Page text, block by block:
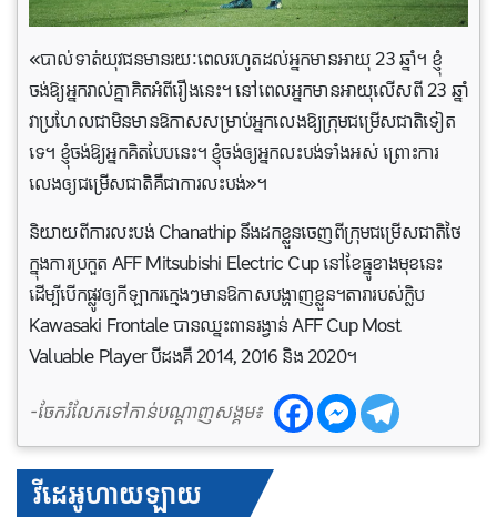
«បាល់ទាត់យុវជនមានរយៈពេលរហូតដល់អ្នកមានអាយុ 23 ឆ្នាំ។ ខ្ញុំ
ចង់ឱ្យអ្នករាល់គ្នាគិតអំពីរឿងនេះ។ នៅ​ពេល​អ្នក​មាន​អាយុ​លើស​ពី 23 ឆ្នាំ
វា​ប្រហែល​ជា​មិន​​មាន​ឱកាស​សម្រាប់​អ្នក​លេង​ឱ្យ​ក្រុម​ជម្រើស​ជាតិ​ទៀត​
ទេ។ ខ្ញុំចង់ឱ្យអ្នកគិតបែបនេះ។ ខ្ញុំ​ចង់​ឲ្យ​អ្នក​លះបង់​ទាំង​អស់ ព្រោះ​ការ​
លេង​ឲ្យ​ជម្រើស​ជាតិ​គឺ​ជា​ការ​លះបង់»។
និយាយ​ពី​ការ​លះបង់ Chanathip នឹង​ដក​ខ្លួន​ចេញ​ពី​ក្រុម​ជម្រើស​ជាតិ​ថៃ​
ក្នុង​ការ​ប្រកួត AFF Mitsubishi Electric Cup នៅ​ខែ​ធ្នូ​ខាង​មុខ​នេះ
ដើម្បី​បើក​ផ្លូវ​ឲ្យ​កីឡាករ​ក្មេងៗ​មាន​ឱកាស​បង្ហាញខ្លួន​។តារារបស់​ក្លិប
Kawasaki Frontale បានឈ្នះពានរង្វាន់ AFF Cup Most
Valuable Player បីដងគឺ 2014, 2016 និង 2020។
-ចែករំលែកទៅកាន់បណ្តាញសង្គម៖
វីដេអូហាយឡាយ